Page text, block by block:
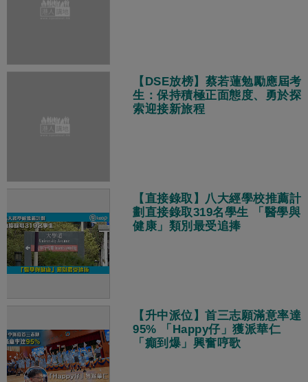
【DSE放榜】蔡若蓮勉勵應屆考
生：保持積極正面態度、勇於探
索迎接新旅程
【直接錄取】八大經學校推薦計
劃直接錄取319名學生 「醫學與
健康」類別最受追捧
【升中派位】首三志願滿意率達
95% 「Happy仔」獲派華仁
「癲到爆」興奮哼歌